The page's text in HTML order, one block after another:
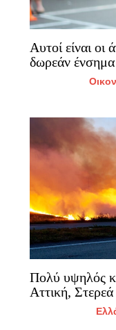
Αυτοί είναι οι
δωρεάν
Πολύ υψηλός
Αττική,